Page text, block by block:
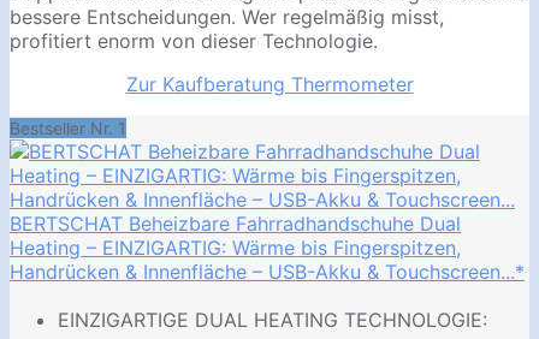
bessere Entscheidungen. Wer regelmäßig misst,
profitiert enorm von dieser Technologie.
Zur Kaufberatung Thermometer
Bestseller Nr. 1
BERTSCHAT Beheizbare Fahrradhandschuhe Dual
Heating – EINZIGARTIG: Wärme bis Fingerspitzen,
Handrücken & Innenfläche – USB-Akku & Touchscreen...*
EINZIGARTIGE DUAL HEATING TECHNOLOGIE: